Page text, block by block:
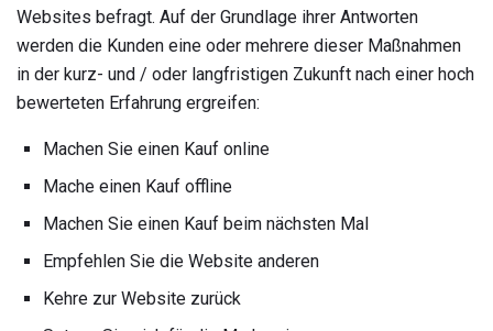
Websites befragt. Auf der Grundlage ihrer Antworten
werden die Kunden eine oder mehrere dieser Maßnahmen
in der kurz- und / oder langfristigen Zukunft nach einer hoch
bewerteten Erfahrung ergreifen:
Machen Sie einen Kauf online
Mache einen Kauf offline
Machen Sie einen Kauf beim nächsten Mal
Empfehlen Sie die Website anderen
Kehre zur Website zurück